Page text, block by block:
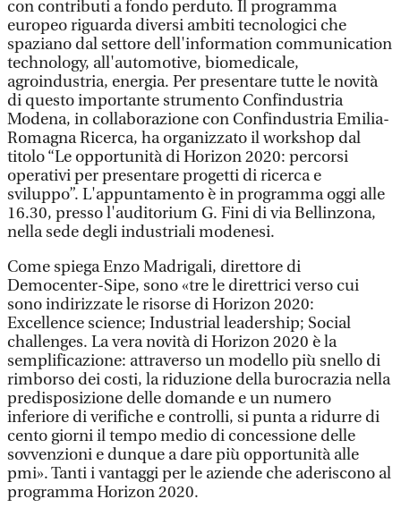
con contributi a fondo perduto. Il programma
europeo riguarda diversi ambiti tecnologici che
spaziano dal settore dell'information communication
technology, all'automotive, biomedicale,
agroindustria, energia. Per presentare tutte le novità
di questo importante strumento Confindustria
Modena, in collaborazione con Confindustria Emilia-
Romagna Ricerca, ha organizzato il workshop dal
titolo “Le opportunità di Horizon 2020: percorsi
operativi per presentare progetti di ricerca e
sviluppo”. L'appuntamento è in programma oggi alle
16.30, presso l'auditorium G. Fini di via Bellinzona,
nella sede degli industriali modenesi.
Come spiega Enzo Madrigali, direttore di
Democenter-Sipe, sono «tre le direttrici verso cui
sono indirizzate le risorse di Horizon 2020:
Excellence science; Industrial leadership; Social
challenges. La vera novità di Horizon 2020 è la
semplificazione: attraverso un modello più snello di
rimborso dei costi, la riduzione della burocrazia nella
predisposizione delle domande e un numero
inferiore di verifiche e controlli, si punta a ridurre di
cento giorni il tempo medio di concessione delle
sovvenzioni e dunque a dare più opportunità alle
pmi». Tanti i vantaggi per le aziende che aderiscono al
programma Horizon 2020.